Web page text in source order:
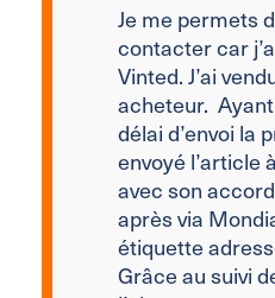
Je me permets
contacter car
Vinted. J’ai
acheteur.
délai d’envoi la
envoyé l’article
avec son
après via
étiquette
Grâce au suivi